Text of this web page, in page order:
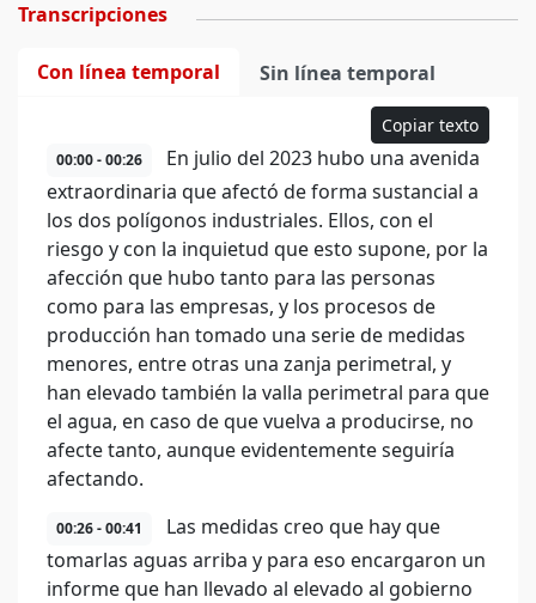
Transcripciones
Con línea temporal Sin línea temporal
Copiar texto
00:00 - 00:26
En julio del 2023 hubo una avenida
extraordinaria que afectó de forma sustancial a
los dos polígonos industriales. Ellos, con el
riesgo y con la inquietud que esto supone, por la
afección que hubo tanto para las personas
como para las empresas, y los procesos de
producción han tomado una serie de medidas
menores, entre otras una zanja perimetral, y
han elevado también la valla perimetral para que
el agua, en caso de que vuelva a producirse, no
afecte tanto, aunque evidentemente seguiría
afectando.
00:26 - 00:41
Las medidas creo que hay que
tomarlas aguas arriba y para eso encargaron un
informe que han llevado al elevado al gobierno